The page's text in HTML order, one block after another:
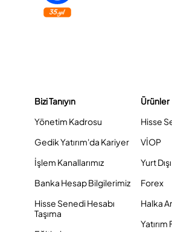
Bizi Tanıyın
Yönetim Kadrosu
Gedik Yatırım'da Kariyer
İşlem Kanallarımız
Banka Hesap Bilgilerimiz
Hisse Senedi Hesabı
Taşıma
Ürünler
Hisse
VİOP
Yurt
Forex
Halka
Yatırım